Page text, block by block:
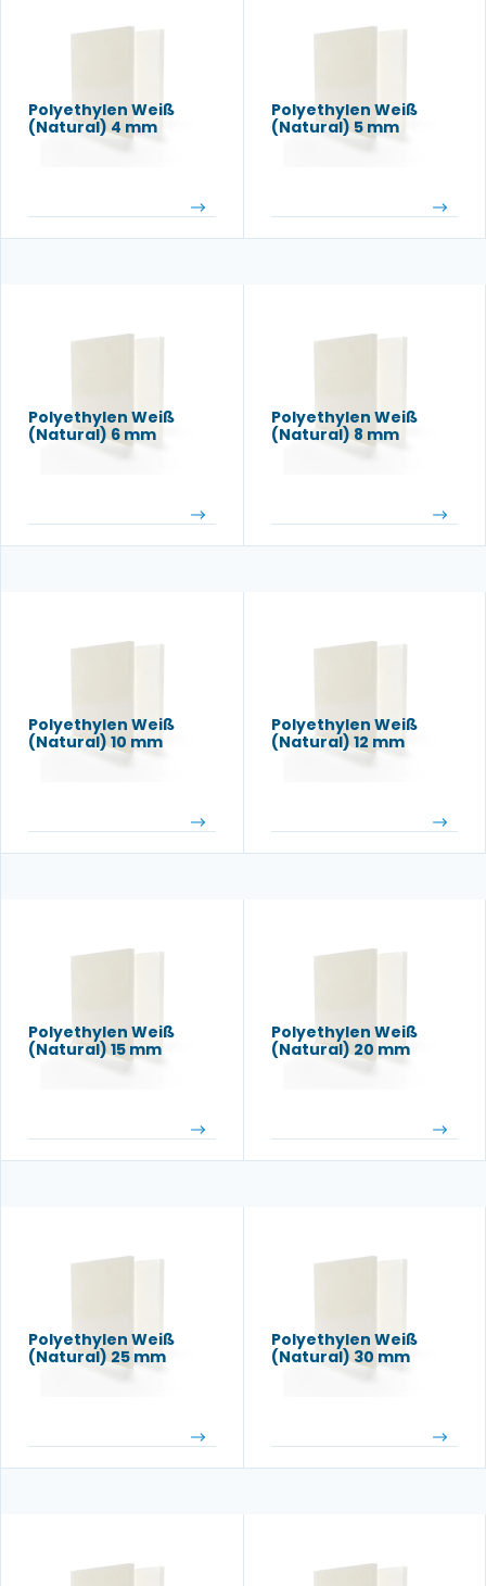
Polyethylen Weiß
(Natural) 4 mm
Polyethylen Weiß
(Natural) 5 mm
Polyethylen Weiß
(Natural) 6 mm
Polyethylen Weiß
(Natural) 8 mm
Polyethylen Weiß
(Natural) 10 mm
Polyethylen Weiß
(Natural) 12 mm
Polyethylen Weiß
(Natural) 15 mm
Polyethylen Weiß
(Natural) 20 mm
Polyethylen Weiß
(Natural) 25 mm
Polyethylen Weiß
(Natural) 30 mm